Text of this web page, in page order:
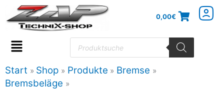
Inhalt
springen
0,00€
Flyout
Menu
Products
search
Start Shop Produkte
Bremse
Bremsbeläge